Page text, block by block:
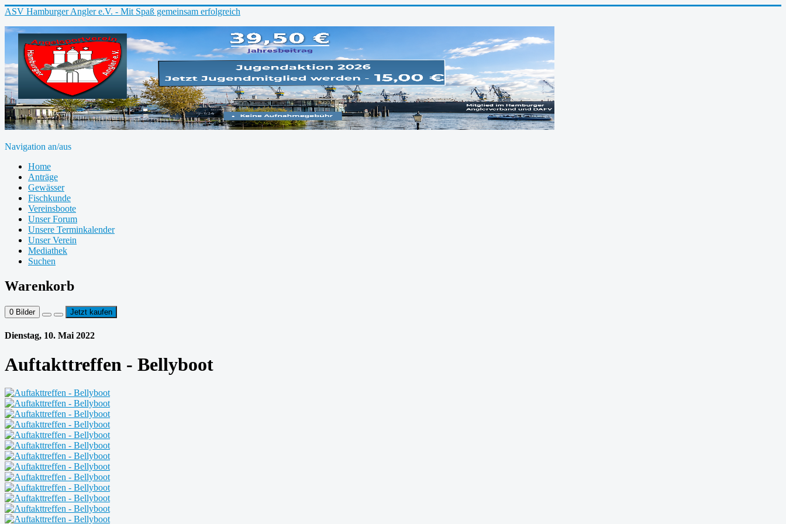
ASV Hamburger Angler e.V. - Mit Spaß gemeinsam erfolgreich
Navigation an/aus
Home
Anträge
Gewässer
Fischkunde
Vereinsboote
Unser Forum
Unsere Terminkalender
Unser Verein
Mediathek
Suchen
Warenkorb
0 Bilder Jetzt kaufen
Dienstag, 10. Mai 2022
Auftakttreffen - Bellyboot